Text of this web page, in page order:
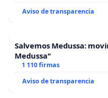
Aviso de transparencia
Salvemos Medussa:
Medussa"
1 110 firmas
Aviso de transparencia